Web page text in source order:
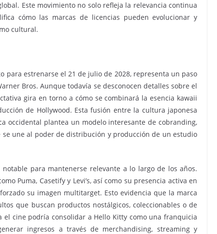
Este movimiento no solo refleja la relevancia continua
cómo las marcas de licencias pueden evolucionar y
cultural.
para estrenarse el 21 de julio de 2028, representa un paso
Bros. Aunque todavía se desconocen detalles sobre el
gira en torno a cómo se combinará la esencia kawaii
de Hollywood. Esta fusión entre la cultura japonesa
occidental plantea un modelo interesante de cobranding,
une al poder de distribución y producción de un estudio
para mantenerse relevante a lo largo de los años.
Puma, Casetify y Levi’s, así como su presencia activa en
su imagen multitarget. Esto evidencia que la marca
que buscan productos nostálgicos, coleccionables o de
el cine podría consolidar a Hello Kitty como una franquicia
ingresos a través de merchandising, streaming y